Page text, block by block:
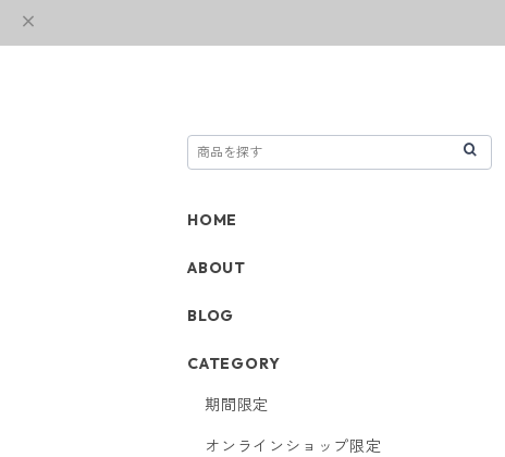
HOME
ABOUT
BLOG
CATEGORY
期間限定
オンラインショップ限定